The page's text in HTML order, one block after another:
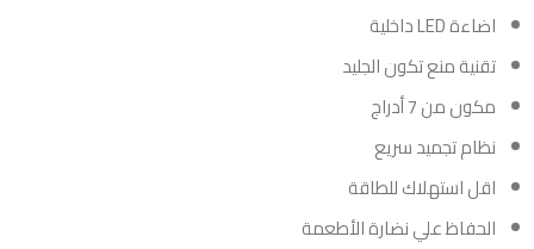
اضاءة LED داخلية
تقنية منع تكون الجليد
مكون من 7 أدراج
نظام تجميد سريع
اقل استهلاك للطاقة
الحفاظ علي نضارة الأطعمة